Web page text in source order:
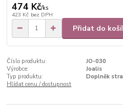
474 Kč/ks
423 Kč bez DPH
Přidat do
Číslo produktu:
JO-030
Výrobce:
Joalis
Typ produktu:
Doplněk
Hlídat cenu / dostupnost